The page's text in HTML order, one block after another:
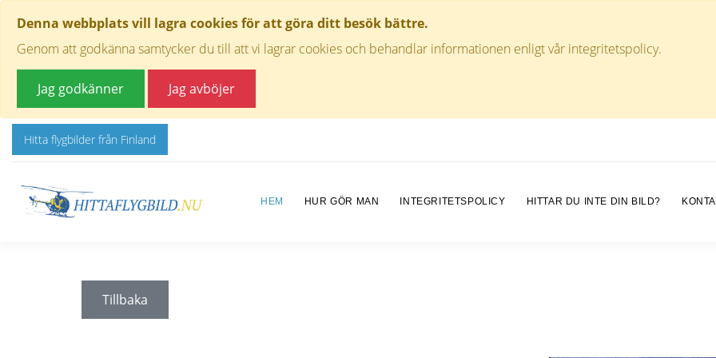
Denna webbplats vill lagra cookies för att göra ditt besök bättre.
Genom att godkänna samtycker du till att vi lagrar cookies och behandlar informationen enligt vår integritetspolicy.
Jag godkänner Jag avböjer
Hitta flygbilder från Finland
HEM HUR GÖR MAN INTEGRITETSPOLICY HITTAR DU INTE DIN BILD?
Tillbaka